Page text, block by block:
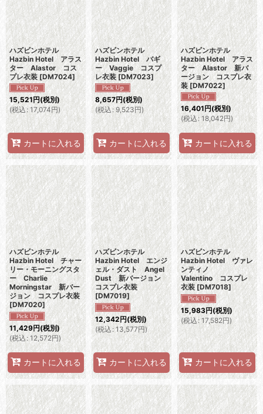
ハズビンホテル
Hazbin Hotel アラス
ター Alastor コス
プレ衣装 [DM7024]
15,521円(税別)
(税込: 17,074円)
カートに入れる
ハズビンホテル
Hazbin Hotel バギ
ー Vaggie コスプ
レ衣装 [DM7023]
8,657円(税別)
(税込: 9,523円)
カートに入れる
ハズビンホテル
Hazbin Hotel アラス
ター Alastor 新バ
ージョン コスプレ衣
装 [DM7022]
16,401円(税別)
(税込: 18,042円)
カートに入れる
ハズビンホテル
Hazbin Hotel チャー
リー・モーニングスタ
ー Charlie
Morningstar 新バー
ジョン コスプレ衣装
[DM7020]
11,429円(税別)
(税込: 12,572円)
カートに入れる
ハズビンホテル
Hazbin Hotel エンジ
ェル・ダスト Angel
Dust 新バージョン
コスプレ衣装
[DM7019]
12,342円(税別)
(税込 : 13,577円)
カートに入れる
ハズビンホテル
Hazbin Hotel ヴァレ
ンティノ
Valentino コスプレ
衣装 [DM7018]
15,983円(税別)
(税込: 17,582円)
カートに入れる